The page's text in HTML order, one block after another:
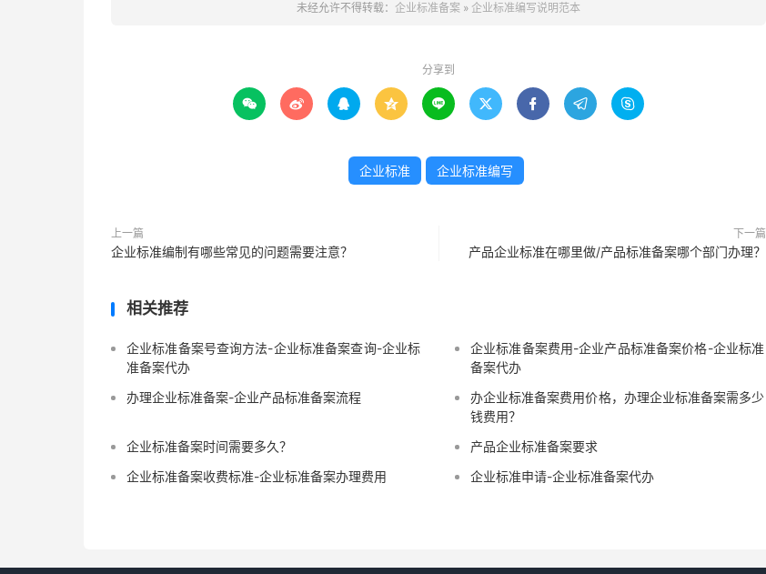
未经允许不得转载： 企业标准备案 » 企业标准编写说明范本
分享到
        
企业标准 企业标准编写
上一篇
企业标准编制有哪些常见的问题需要注意？
下一篇
产品企业标准在哪里做/产品标准备案哪个部门办理？
相关推荐
企业标准备案号查询方法-企业标准备案查询-企业标
准备案代办
企业标准备案费用-企业产品标准备案价格-企业标准
备案代办
办理企业标准备案-企业产品标准备案流程
办企业标准备案费用价格，办理企业标准备案需多少
钱费用？
企业标准备案时间需要多久？
产品企业标准备案要求
企业标准备案收费标准-企业标准备案办理费用
企业标准申请-企业标准备案代办